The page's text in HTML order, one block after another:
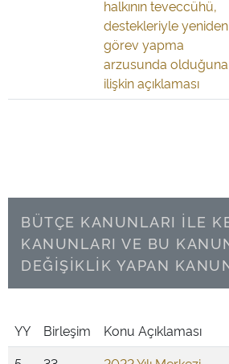
halkının teveccühü,
destekleriyle yeniden
görev yapma
arzusunda olduğuna
ilişkin açıklaması
BÜTÇE KANUNLARI İLE
KANUNLARI VE BU
DEĞİŞİKLİK YAPAN
YY Birleşim Konu Açıklaması